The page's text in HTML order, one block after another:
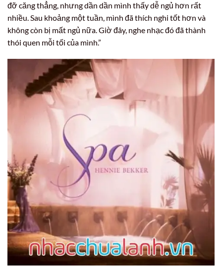
đỡ căng thẳng, nhưng dần dần mình thấy dễ ngủ hơn rất
nhiều. Sau khoảng một tuần, mình đã thích nghi tốt hơn và
không còn bị mất ngủ nữa. Giờ đây, nghe nhạc đó đã thành
thói quen mỗi tối của mình.”